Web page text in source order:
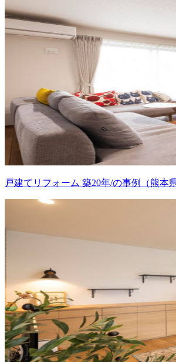
戸建てリフォーム 築20年/の事例（熊本